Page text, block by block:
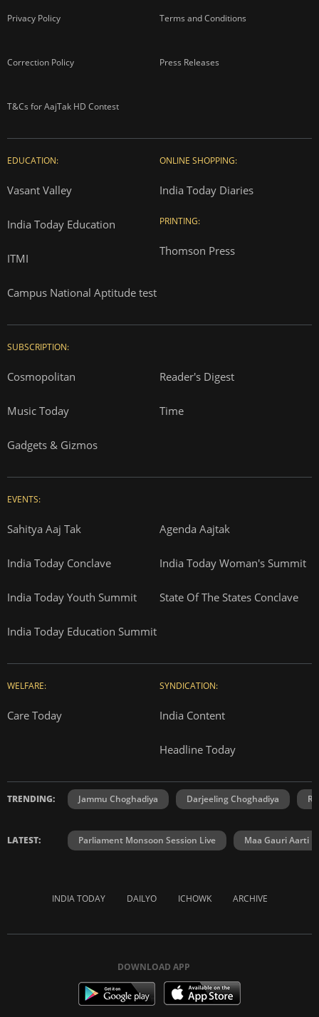
Privacy Policy Terms and Conditions
Correction Policy Press Releases
T&Cs for AajTak HD Contest
EDUCATION:
Vasant Valley
India Today Education
ITMI
Campus National Aptitude test
ONLINE SHOPPING:
India Today Diaries
PRINTING:
Thomson Press
SUBSCRIPTION:
Cosmopolitan Reader's Digest
Music Today Time
Gadgets & Gizmos
EVENTS:
Sahitya Aaj Tak Agenda Aajtak
India Today Conclave India Today Woman's Summit
India Today Youth Summit State Of The States Conclave
India Today Education Summit
WELFARE:
Care Today
SYNDICATION:
India Content
Headline Today
TRENDING: Jammu Choghadiya Darjeeling Choghadiya
LATEST: Parliament Monsoon Session Live Maa Gauri Aarti
INDIA TODAY DAILYO ICHOWK ARCHIVE
DOWNLOAD APP